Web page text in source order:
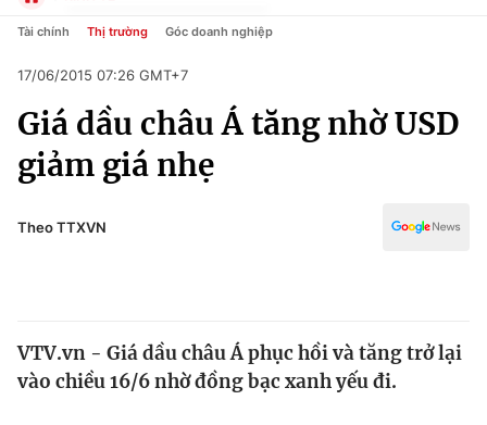
Chuyên mục
Chính trị
Chính trị
Pháp luật
Kinh tế
Thể thao
Truyền hình
Y tế
Tài chính Thị trường Góc doanh nghiệp
17/06/2015 07:26 GMT+7
Giá dầu châu Á tăng nhờ USD
giảm giá nhẹ
Theo TTXVN
VTV.vn - Giá dầu châu Á phục hồi và tăng trở lại
vào chiều 16/6 nhờ đồng bạc xanh yếu đi.